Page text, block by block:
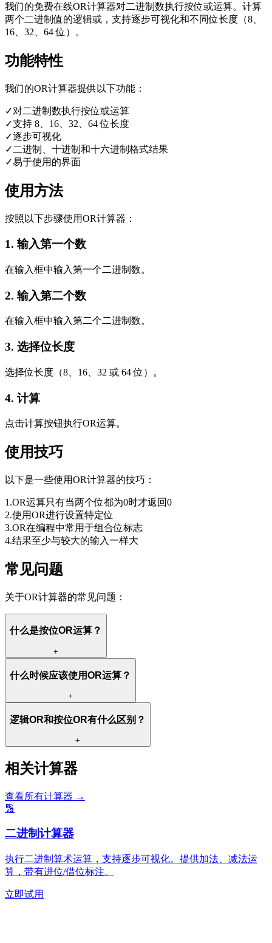
我们的免费在线OR计算器对二进制数执行按位或运算。计算
两个二进制值的逻辑或，支持逐步可视化和不同位长度（8、
16、32、64 位）。
功能特性
我们的OR计算器提供以下功能：
✓对二进制数执行按位或运算
✓支持 8、16、32、64 位长度
✓逐步可视化
✓ 二进制、十进制和十六进制格式结果
✓易于使用的界面
使用方法
按照以下步骤使用OR计算器：
1. 输入第一个数
在输入框中输入第一个二进制数。
2. 输入第二个数
在输入框中输入第二个二进制数。
3. 选择位长度
选择位长度（8、16、32 或 64 位）。
4. 计算
点击计算按钮执行OR运算。
使用技巧
以下是一些使用OR计算器的技巧：
1 .OR运算只有当两个位都为0时才返回0
2.使用OR进行设置特定位
3.OR在编程中常用于组合位标志
4.结果至少与较大的输入一样大
常见问题
关于OR计算器的常见问题：
什么是按位OR运算？
+
什么时候应该使用OR运算？
+
逻辑OR和按位OR有什么区别？
+
相关计算器
查看所有计算器 →
🔢
二进制计算器
执行二进制算术运算，支持逐步可视化。提供加法、减法运
算，带有进位/借位标注。
立即试用